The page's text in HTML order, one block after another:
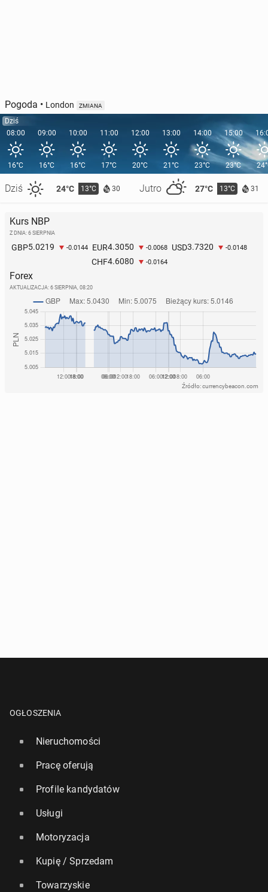
Pogoda • London ZMIANA
Dziś
08:00
16°C
Dziś 24°C 13°C 30 Jutro 27°C 13°C 31
09:00
16°C
10:00
16°C
11:00
17°C
12:00
20°C
13:00
21°C
14:00
23°C
15:00
23°C
Kurs NBP
Z DNIA: 6 SIERPNIA
GBP5.0219 -0.0144 EUR4.3050 -0.0068 USD3.7320 -0.0148
CHF4.6080 -0.0164
Forex
AKTUALIZACJA: 6 SIERPNIA, 08:20
Źródło: currencybeacon.com
OGŁOSZENIA
Nieruchomości
Pracę oferują
Profile kandydatów
Usługi
Motoryzacja
Kupię / Sprzedam
Towarzyskie